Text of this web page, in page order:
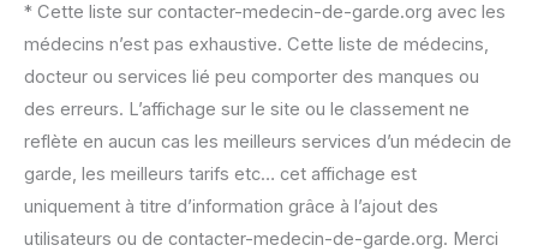
* Cette liste sur contacter-medecin-de-garde.org avec les
médecins n’est pas exhaustive. Cette liste de médecins,
docteur ou services lié peu comporter des manques ou
des erreurs. L’affichage sur le site ou le classement ne
reflète en aucun cas les meilleurs services d’un médecin de
garde, les meilleurs tarifs etc… cet affichage est
uniquement à titre d’information grâce à l’ajout des
utilisateurs ou de contacter-medecin-de-garde.org. Merci